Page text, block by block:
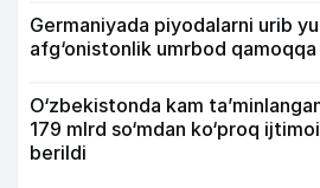
Germaniyada piyodalarni urib
afg‘onistonlik umrbod
O‘zbekistonda kam
179 mlrd so‘mdan ko‘proq
berildi